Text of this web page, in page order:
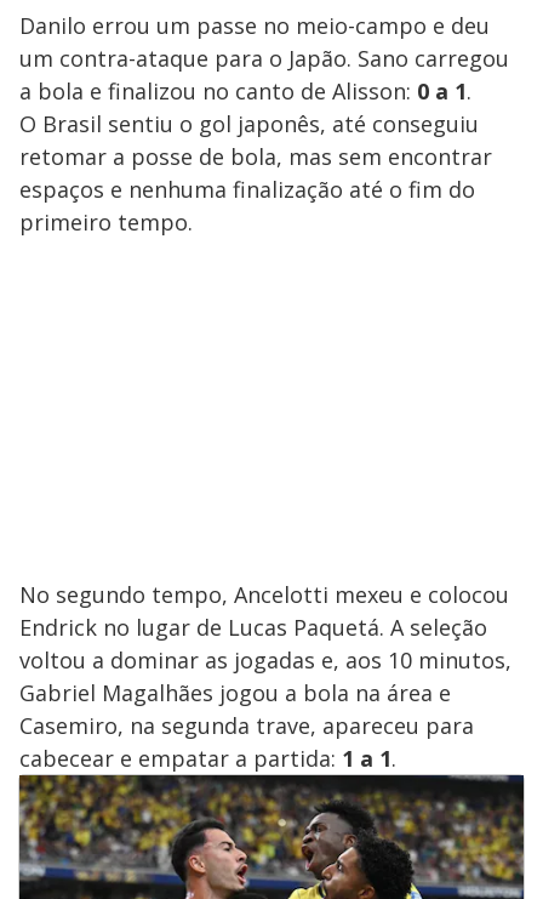
Danilo errou um passe no meio-campo e deu
um contra-ataque para o Japão. Sano carregou
a bola e finalizou no canto de Alisson: 0 a 1.
O Brasil sentiu o gol japonês, até conseguiu
retomar a posse de bola, mas sem encontrar
espaços e nenhuma finalização até o fim do
primeiro tempo.
No segundo tempo, Ancelotti mexeu e colocou
Endrick no lugar de Lucas Paquetá. A seleção
voltou a dominar as jogadas e, aos 10 minutos,
Gabriel Magalhães jogou a bola na área e
Casemiro, na segunda trave, apareceu para
cabecear e empatar a partida: 1 a 1.